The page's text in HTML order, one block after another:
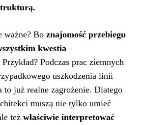
ważne? Bo znajomość przebiegu
kwestia
Przykład? Podczas prac ziemnych
uszkodzenia linii
to już realne zagrożenie. Dlatego
muszą nie tylko umieć
też właściwie interpretować